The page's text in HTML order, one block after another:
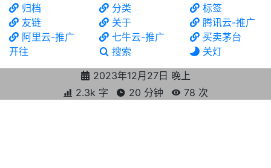
归档
分类
标签
友链
关于
腾讯云-推广
阿里云-推广
七牛云-推广
买卖茅台
开往
搜索
关灯
2023年12月27日 晚上
2.3k 字
20 分钟 78 次